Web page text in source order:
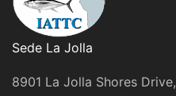
Sede La Jolla
8901 La Jolla Shores Drive,